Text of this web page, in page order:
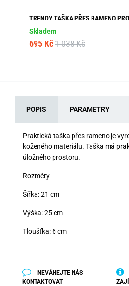
TRENDY TAŠKA PŘES RAMENO
Skladem
695 Kč 1 038 Kč
POPIS PARAMETRY
Praktická taška přes rameno je
koženého materiálu. Taška má
úložného prostoru.
Rozměry
Šířka: 21 cm
Výška: 25 cm
Tloušťka: 6 cm
NEVÁHEJTE NÁS
KONTAKTOVAT